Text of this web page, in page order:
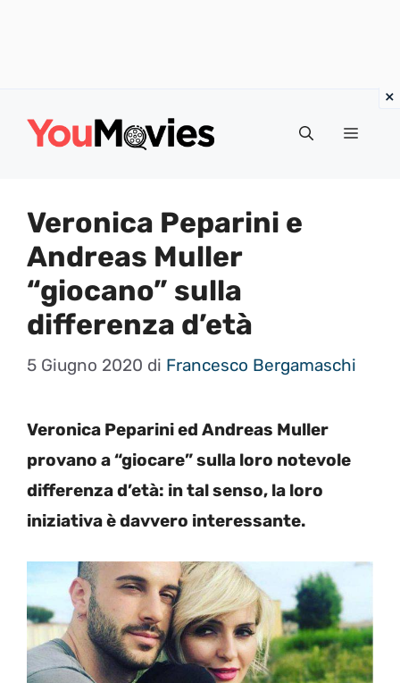
Menu
Veronica Peparini e
Andreas Muller
“giocano” sulla
differenza d’età
5 Giugno 2020 di Francesco Bergamaschi
Veronica Peparini ed Andreas Muller
provano a “giocare” sulla loro notevole
differenza d’età: in tal senso, la loro
iniziativa è davvero interessante.